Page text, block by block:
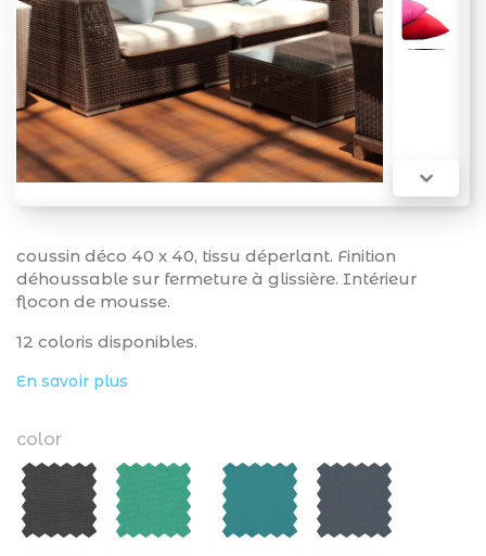

coussin déco 40 x 40, tissu déperlant. Finition
déhoussable sur fermeture à glissière. Intérieur
flocon de mousse.
12 coloris disponibles.
En savoir plus
color